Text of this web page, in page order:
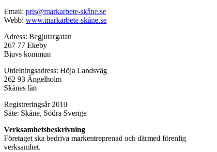
Email: pris@markarbete-skåne.se
Webb: www.markarbete-skåne.se
Adress: Begjutargatan
267 77 Ekeby
Bjuvs kommun
Utdelningsadress: Höja Landsväg
262 93 Ängelholm
Skånes län
Registreringsår 2010
Säte: Skåne, Södra Sverige
Verksamhetsbeskrivning
Företaget ska bedriva markentreprenad och därmed förenlig
verksamhet.